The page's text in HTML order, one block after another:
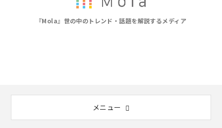
『Mola』世の中のトレンド・話題を解説するメディア
メニュー